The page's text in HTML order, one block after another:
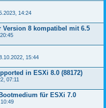
14:24
Version 8 kompatibel mit 6.5
15:44
in ESXi 8.0 (88172)
07:11
für ESXi 7.0